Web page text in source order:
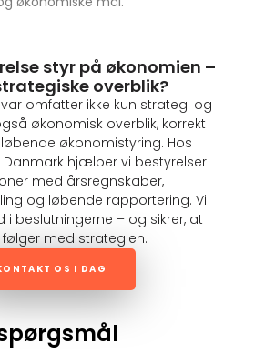
styr på økonomien –
overblik?
omfatter ikke kun strategi og
økonomisk overblik, korrekt
økonomistyring. Hos
Danmark hjælper vi bestyrelser
med årsregnskaber,
og løbende rapportering. Vi
i beslutningerne – og sikrer, at
med strategien.
OS I DAG